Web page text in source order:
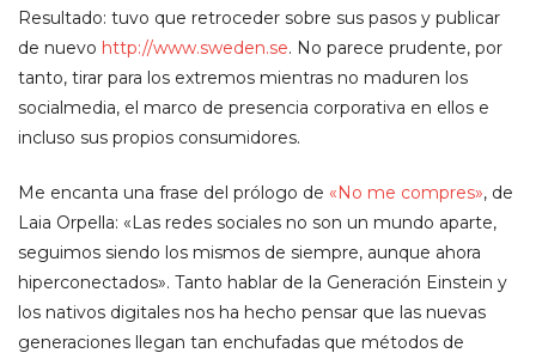
Resultado: tuvo que retroceder sobre sus pasos y publicar
de nuevo http://www.sweden.se. No parece prudente, por
tanto, tirar para los extremos mientras no maduren los
socialmedia, el marco de presencia corporativa en ellos e
incluso sus propios consumidores.
Me encanta una frase del prólogo de «No me compres», de
Laia Orpella: «Las redes sociales no son un mundo aparte,
seguimos siendo los mismos de siempre, aunque ahora
hiperconectados». Tanto hablar de la Generación Einstein y
los nativos digitales nos ha hecho pensar que las nuevas
generaciones llegan tan enchufadas que métodos de